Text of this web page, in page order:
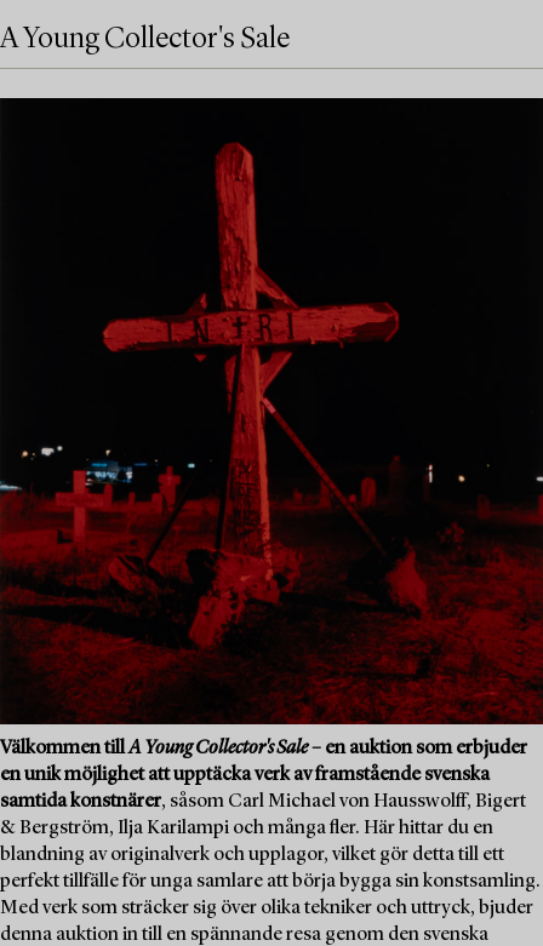
A Young Collector's Sale
Välkommen tillA Young Collector's Sale– en auktion som erbjuder
en unik möjlighet att upptäcka verk av framstående svenska
samtida konstnärer, såsom Carl Michael von Hausswolff, Bigert
& Bergström, Ilja Karilampi och många fler. Här hittar du en
blandning av originalverk och upplagor, vilket gör detta till ett
perfekt tillfälle för unga samlare att börja bygga sin konstsamling.
Med verk som sträcker sig över olika tekniker och uttryck, bjuder
denna auktion in till en spännande resa genom den svenska